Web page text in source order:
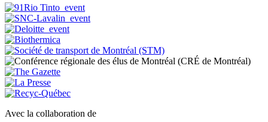
Avec la collaboration de